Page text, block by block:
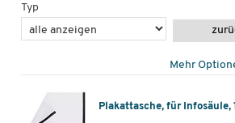
Typ
Mehr
Plakattasche, für Infosäule,